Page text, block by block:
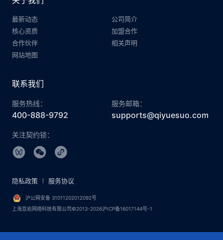
最新动态
公司简介
核心资质
加盟合作
合作伙伴
相关声明
网站地图
联系我们
服务热线：
400-888-9792
服务邮箱：
supports@qiyuesuo.com
关注契约锁：
沪公网安备 31011202012092号
上海亘岩网络科技有限公司©2013-2026沪ICP备16017144号-1
隐私政策 服务协议